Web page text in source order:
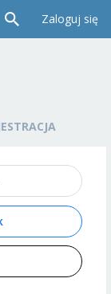
Zaloguj się